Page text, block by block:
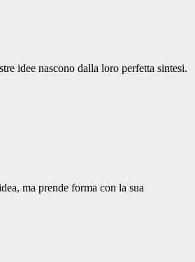
idee nascono dalla loro perfetta sintesi.
ma prende forma con la sua